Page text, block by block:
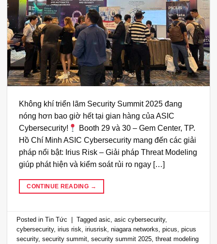
Không khí triển lãm Security Summit 2025 đang
nóng hơn bao giờ hết tại gian hàng của ASIC
Cybersecurity!
Booth 29 và 30 – Gem Center, TP.
Hồ Chí Minh ASIC Cybersecurity mang đến các giải
pháp nổi bật: Irius Risk – Giải pháp Threat Modeling
giúp phát hiện và kiểm soát rủi ro ngay […]
CONTINUE READING →
Posted inTin Tức Taggedasic ,asic cybersecurity,
cybersecurity,irius risk ,iriusrisk ,niagara networks ,picus ,picus
security,security summit ,security summit 2025 ,threat modeling